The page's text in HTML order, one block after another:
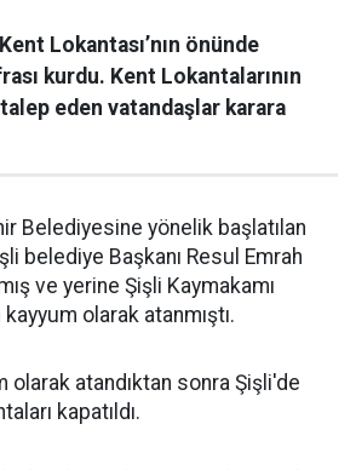
Lokantası’nın önünde
kurdu. Kent Lokantalarının
talep eden vatandaşlar karara
Belediyesine yönelik başlatılan
belediye Başkanı Resul Emrah
ve yerine Şişli Kaymakamı
olarak atanmıştı.
olarak atandıktan sonra Şişli'de
kapatıldı.